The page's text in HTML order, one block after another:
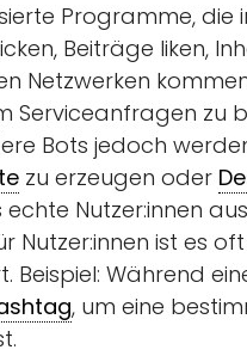
Programme,
Beiträge liken,
Netzwerken
Serviceanfragen
Bots jedoch
zu erzeugen oder
Nutzer:innen
Nutzer:innen ist es
Beispiel: Während
, um eine